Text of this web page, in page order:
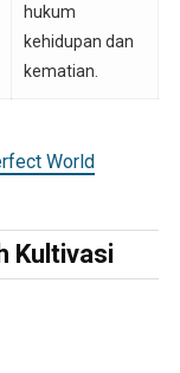
hukum
kehidupan dan
kematian.
World
Kultivasi